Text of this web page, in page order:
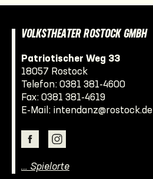
VOLKSTHEATER ROSTOCK GMBH
Patriotischer Weg 33
18057 Rostock
Telefon: 0381 381-4600
Fax: 0381 381-4619
E-Mail: intendanz@rostock.de
… Spielorte